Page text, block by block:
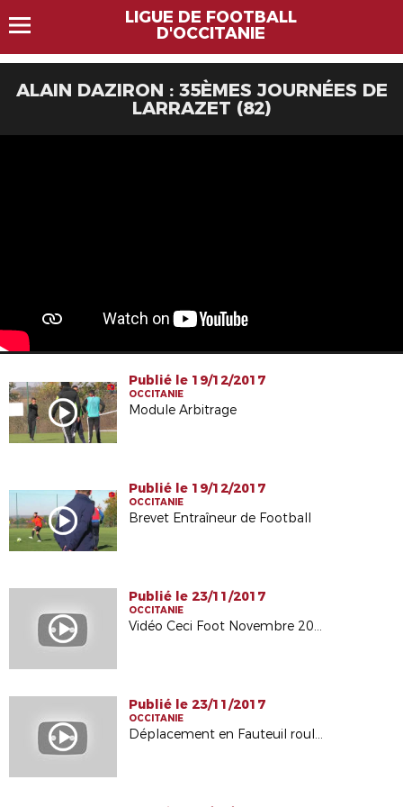
LIGUE DE FOOTBALL
D'OCCITANIE
ALAIN DAZIRON : 35ÈMES JOURNÉES DE
LARRAZET (82)
Publié le 19/12/2017
OCCITANIE
Module Arbitrage
Publié le 19/12/2017
OCCITANIE
Brevet Entraîneur de Football
Publié le 23/11/2017
OCCITANIE
Vidéo Ceci Foot Novembre 2017
Publié le 23/11/2017
OCCITANIE
Déplacement en Fauteuil roulant